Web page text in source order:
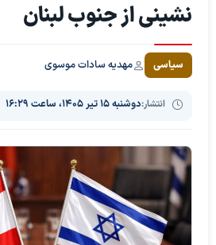
نشینی از جنوب لبنان
سیاسی مهدیه سادات موسوی
انتشار:دوشنبه ۱۵ تیر ۱۴۰۵، ساعت ۱۶:۲۹